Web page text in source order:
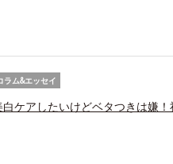
ラム&エッセイ
白ケアしたいけどベタつきは嫌